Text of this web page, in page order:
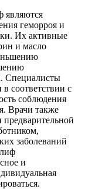
являются
геморроя и
Их активные
и масло
Специалисты
соответствии с
соблюдения
Врачи также
заболеваний
и